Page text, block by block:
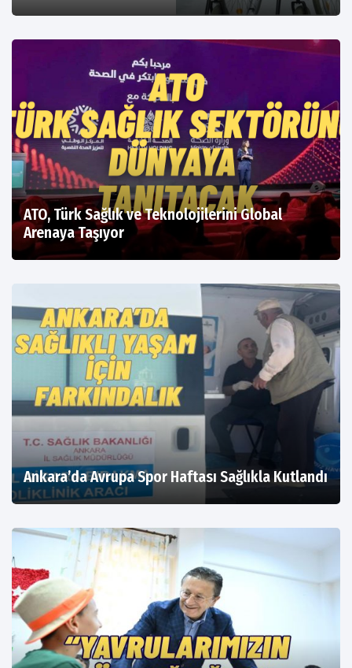
ATO, Türk Sağlık ve Teknolojilerini Global
Arenaya Taşıyor
Ankara’da Avrupa Spor Haftası Sağlıkla Kutlandı